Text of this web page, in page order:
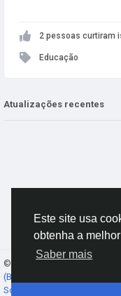
Este site usa
obtenha a
Saber mais
2 pessoas curtiram
Educação
Atualizações recentes
© 2026 AnimeSocial.SU -
(Brazil)
Sobre